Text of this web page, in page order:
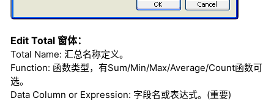
Edit Total 窗体：
Total Name: 汇总名称定义。
Function: 函数类型，有Sum/Min/Max/Average/Count函数可
选。
Data Column or Expression: 字段名或表达式。(重要)